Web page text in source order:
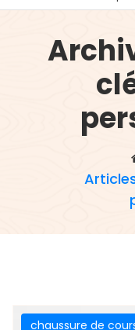
chaussure de